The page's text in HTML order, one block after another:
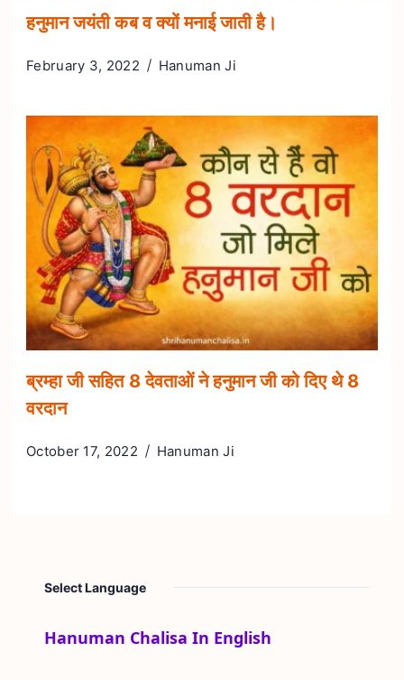
हनुमान जयंती कब व क्यों मनाई जाती है।
February 3, 2022 Hanuman Ji
ब्रम्हा जी सहित 8 देवताओं ने हनुमान जी को दिए थे 8
वरदान
October 17, 2022 Hanuman Ji
Select Language
Hanuman Chalisa In English